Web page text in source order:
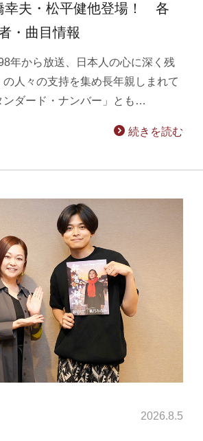
幸夫・松平健他登場！ 各
・曲目情報
年から放送、日本人の心に深く残
の人々の支持を集め長年親しまれて
ンダード・ナンバー」とも…
続きを読む
2026.8.5